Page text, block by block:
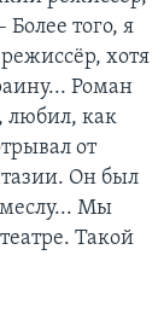
того, я
хотя
Роман
любил, как
от
Он был
Мы
Такой